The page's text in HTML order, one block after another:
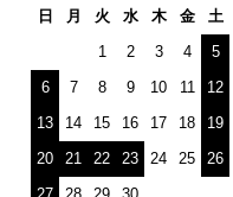
日 月 火 水 木 金
土
1
2 3 4
5
6
7 8 9 10 11
12
13
14 15 16 17 18
19
20
21 22 23 24 25
26